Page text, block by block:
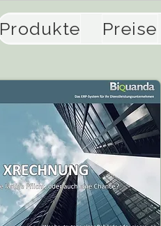
Produkte Preise